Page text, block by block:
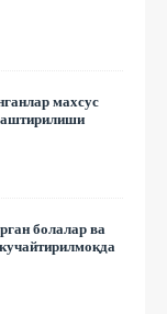
махсус
болалар ва